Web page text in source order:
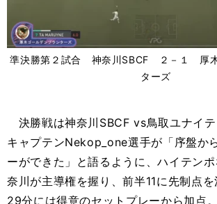
準決勝第２試合 神奈川SBCF ２－１ 厚木
ターズ
決勝戦は神奈川SBCF vs鳥取ユナイ
キャプテンNekop_one選手が「序盤か
ーができた」と語るように、ハイテン
奈川が主導権を握り、前半11に先制点
29分には得意のセットプレーから加点